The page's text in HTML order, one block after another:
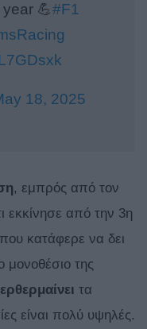
💪#F1
18, 2025
, εμπρός από τον
εκκίνησε από την 3η
που κατάφερε να δει
μονοθέσιο της
τα
είναι πολύ υψηλές.